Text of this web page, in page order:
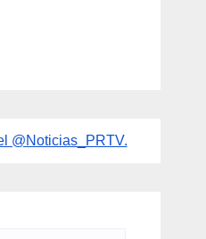
@Noticias_PRTV.